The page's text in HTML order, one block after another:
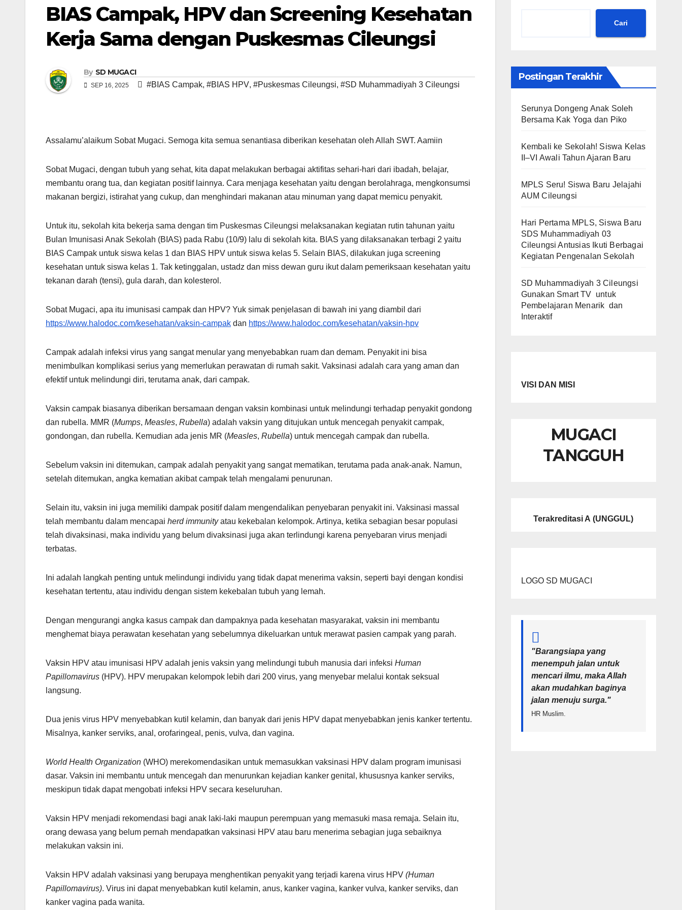
BIAS Campak, HPV dan Screening Kesehatan
Kerja Sama dengan Puskesmas Cileungsi
By SD MUGACI
SEP 16, 2025 #BIAS Campak, #BIAS HPV, #Puskesmas Cileungsi, #SD Muhammadiyah 3 Cileungsi
Assalamu’alaikum Sobat Mugaci. Semoga kita semua senantiasa diberikan kesehatan oleh Allah SWT. Aamiin
Sobat Mugaci, dengan tubuh yang sehat, kita dapat melakukan berbagai aktifitas sehari-hari dari ibadah, belajar,
membantu orang tua, dan kegiatan positif lainnya. Cara menjaga kesehatan yaitu dengan berolahraga, mengkonsumsi
makanan bergizi, istirahat yang cukup, dan menghindari makanan atau minuman yang dapat memicu penyakit.
Untuk itu, sekolah kita bekerja sama dengan tim Puskesmas Cileungsi melaksanakan kegiatan rutin tahunan yaitu
Bulan Imunisasi Anak Sekolah (BIAS) pada Rabu (10/9) lalu di sekolah kita. BIAS yang dilaksanakan terbagi 2 yaitu
BIAS Campak untuk siswa kelas 1 dan BIAS HPV untuk siswa kelas 5. Selain BIAS, dilakukan juga screening
kesehatan untuk siswa kelas 1. Tak ketinggalan, ustadz dan miss dewan guru ikut dalam pemeriksaan kesehatan yaitu
tekanan darah (tensi), gula darah, dan kolesterol.
Sobat Mugaci, apa itu imunisasi campak dan HPV? Yuk simak penjelasan di bawah ini yang diambil dari
https://www.halodoc.com/kesehatan/vaksin-campak dan https://www.halodoc.com/kesehatan/vaksin-hpv
Campak adalah infeksi virus yang sangat menular yang menyebabkan ruam dan demam. Penyakit ini bisa
menimbulkan komplikasi serius yang memerlukan perawatan di rumah sakit. Vaksinasi adalah cara yang aman dan
efektif untuk melindungi diri, terutama anak, dari campak.
Vaksin campak biasanya diberikan bersamaan dengan vaksin kombinasi untuk melindungi terhadap penyakit gondong
dan rubella. MMR (Mumps, Measles, Rubella) adalah vaksin yang ditujukan untuk mencegah penyakit campak,
gondongan, dan rubella. Kemudian ada jenis MR (Measles, Rubella) untuk mencegah campak dan rubella.
Sebelum vaksin ini ditemukan, campak adalah penyakit yang sangat mematikan, terutama pada anak-anak. Namun,
setelah ditemukan, angka kematian akibat campak telah mengalami penurunan.
Selain itu, vaksin ini juga memiliki dampak positif dalam mengendalikan penyebaran penyakit ini. Vaksinasi massal
telah membantu dalam mencapai herd immunityatau kekebalan kelompok. Artinya, ketika sebagian besar populasi
telah divaksinasi, maka individu yang belum divaksinasi juga akan terlindungi karena penyebaran virus menjadi
terbatas.
Ini adalah langkah penting untuk melindungi individu yang tidak dapat menerima vaksin, seperti bayi dengan kondisi
kesehatan tertentu, atau individu dengan sistem kekebalan tubuh yang lemah.
Dengan mengurangi angka kasus campak dan dampaknya pada kesehatan masyarakat, vaksin ini membantu
menghemat biaya perawatan kesehatan yang sebelumnya dikeluarkan untuk merawat pasien campak yang parah.
Vaksin HPV atau imunisasi HPV adalah jenis vaksin yang melindungi tubuh manusia dari infeksi Human
Papillomavirus (HPV). HPV merupakan kelompok lebih dari 200 virus, yang menyebar melalui kontak seksual
langsung.
Dua jenis virus HPV menyebabkan kutil kelamin, dan banyak dari jenis HPV dapat menyebabkan jenis kanker tertentu.
Misalnya, kanker serviks, anal, orofaringeal, penis, vulva, dan vagina.
World Health Organization (WHO) merekomendasikan untuk memasukkan vaksinasi HPV dalam program imunisasi
dasar. Vaksin ini membantu untuk mencegah dan menurunkan kejadian kanker genital, khususnya kanker serviks,
meskipun tidak dapat mengobati infeksi HPV secara keseluruhan.
Vaksin HPV menjadi rekomendasi bagi anak laki-laki maupun perempuan yang memasuki masa remaja. Selain itu,
orang dewasa yang belum pernah mendapatkan vaksinasi HPV atau baru menerima sebagian juga sebaiknya
melakukan vaksin ini.
Vaksin HPV adalah vaksinasi yang berupaya menghentikan penyakit yang terjadi karena virus HPV (Human
Papillomavirus). Virus ini dapat menyebabkan kutil kelamin, anus, kanker vagina, kanker vulva, kanker serviks, dan
kanker vagina pada wanita.
Cari
Postingan Terakhir
Serunya Dongeng Anak Soleh
Bersama Kak Yoga dan Piko
Kembali ke Sekolah! Siswa Kelas
II–VI Awali Tahun Ajaran Baru
MPLS Seru! Siswa Baru Jelajahi
AUM Cileungsi
Hari Pertama MPLS, Siswa Baru
SDS Muhammadiyah 03
Cileungsi Antusias Ikuti Berbagai
Kegiatan Pengenalan Sekolah
SD Muhammadiyah 3 Cileungsi
Gunakan Smart TV untuk
Pembelajaran Menarik dan
Interaktif
VISI DAN MISI
MUGACI
TANGGUH
Terakreditasi A (UNGGUL)
LOGO SD MUGACI
"Barangsiapa yang
menempuh jalan untuk
mencari ilmu, maka Allah
akan mudahkan baginya
jalan menuju surga."
HR Muslim.